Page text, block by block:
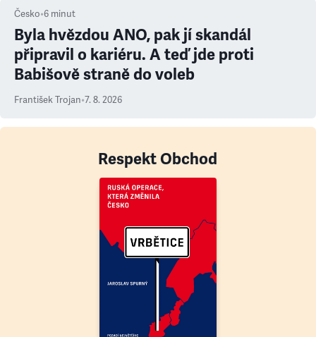
Česko•6 minut
Byla hvězdou ANO, pak jí skandál
připravil o kariéru. A teď jde proti
Babišově straně do voleb
František Trojan•7. 8. 2026
Respekt Obchod